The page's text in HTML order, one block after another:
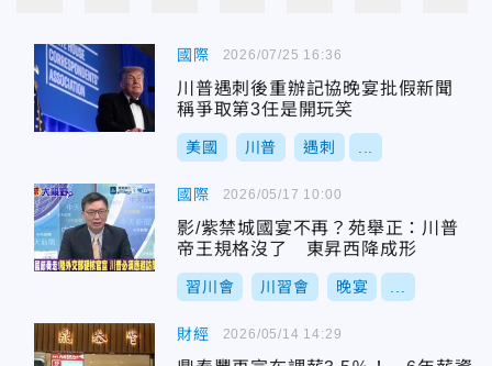
國際
川普遇刺後重辦記協晚宴批假新聞
稱爭取第3任是開玩笑
美國 川普 遇刺
2026/07/25 16:36
國際
影/紫禁城國宴不再？苑舉正：川普
帝王規格沒了 東昇西降成形
習川會 川習會 晚宴
2026/05/17 10:00
財經 2026/05/14 14:29